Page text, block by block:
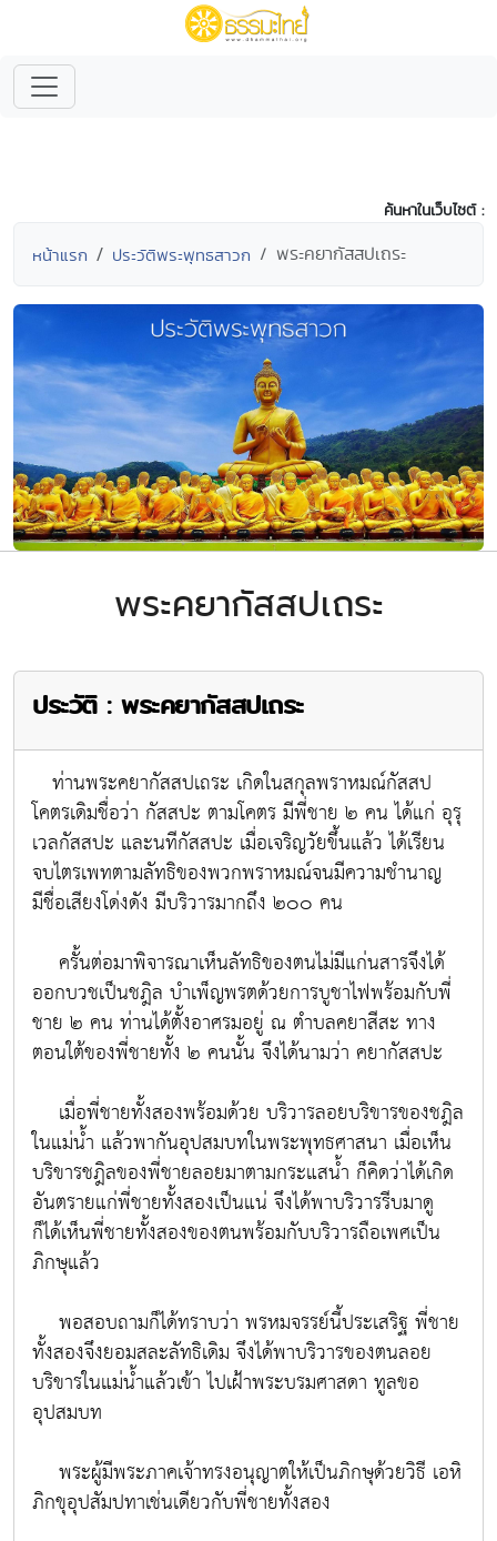
ค้นหาในเว็บไซต์ :
หน้าแรก ประวัติพระพุทธสาวก พระคยากัสสปเถระ
พระคยากัสสปเถระ
ประวัติ : พระคยากัสสปเถระ
ท่านพระคยากัสสปเถระ เกิดในสกุลพราหมณ์กัสสป
โคตรเดิมชื่อว่า กัสสปะ ตามโคตร มีพี่ชาย ๒ คน ได้แก่ อุรุ
เวลกัสสปะ และนทีกัสสปะ เมื่อเจริญวัยขึ้นแล้ว ได้เรียน
จบไตรเพทตามลัทธิของพวกพราหมณ์จนมีความชำนาญ
มีชื่อเสียงโด่งดัง มีบริวารมากถึง ๒๐๐ คน
ครั้นต่อมาพิจารณาเห็นลัทธิของตนไม่มีแก่นสารจึงได้
ออกบวชเป็นชฎิล บำเพ็ญพรตด้วยการบูชาไฟพร้อมกับพี่
ชาย ๒ คน ท่านได้ตั้งอาศรมอยู่ ณ ตำบลคยาสีสะ ทาง
ตอนใต้ของพี่ชายทั้ง ๒ คนนั้น จึงได้นามว่า คยากัสสปะ
เมื่อพี่ชายทั้งสองพร้อมด้วย บริวารลอยบริขารของชฎิล
ในแม่น้ำ แล้วพากันอุปสมบทในพระพุทธศาสนา เมื่อเห็น
บริขารชฎิลของพี่ชายลอยมาตามกระแสน้ำ ก็คิดว่าได้เกิด
อันตรายแก่พี่ชายทั้งสองเป็นแน่ จึงได้พาบริวารรีบมาดู
ก็ได้เห็นพี่ชายทั้งสองของตนพร้อมกับบริวารถือเพศเป็น
ภิกษุแล้ว
พอสอบถามก็ได้ทราบว่า พรหมจรรย์นี้ประเสริฐ พี่ชาย
ทั้งสองจึงยอมสละลัทธิเดิม จึงได้พาบริวารของตนลอย
บริขารในแม่น้ำแล้วเข้า ไปเฝ้าพระบรมศาสดา ทูลขอ
อุปสมบท
พระผู้มีพระภาคเจ้าทรงอนุญาตให้เป็นภิกษุด้วยวิธี เอหิ
ภิกขุอุปสัมปทาเช่นเดียวกับพี่ชายทั้งสอง